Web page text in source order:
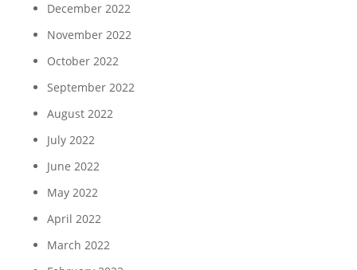
December 2022
November 2022
October 2022
September 2022
August 2022
July 2022
June 2022
May 2022
April 2022
March 2022